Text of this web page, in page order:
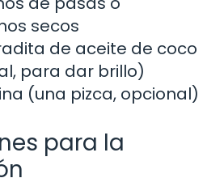
secos
de aceite de coco
para dar brillo)
(una pizca, opcional)
para la